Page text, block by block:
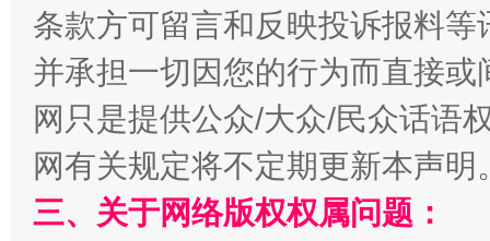
阿坝州三大球赛在茂县开幕 规模
条款方可留言和反映投诉报料
并承担一切因您的行为而直接
网只是提供公众/大众/民众话语
网有关规定将不定期更新本声明
三、关于网络版权权属问题：